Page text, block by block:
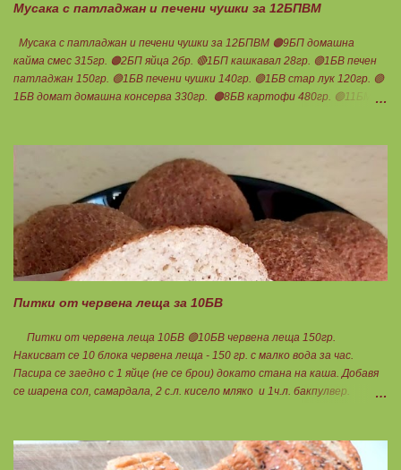
Мусака с патладжан и печени чушки за 12БПВМ
Мусака с патладжан и печени чушки за 12БПВМ 🟠9БП домашна
кайма смес 315гр. 🟠2БП яйца 2бр. 🔴1БП кашкавал 28гр. 🟢1БВ печен
патладжан 150гр. 🟢1БВ печени чушки 140гр. 🟢1БВ стар лук 120гр. 🟢
1БВ домат домашна консерва 330гр. 🟠8БВ картофи 480гр. 🟢11БМ
лука и картофите. Всичко останало с3 нарязва и добавя към сместа.
Пече се до готовност. Заливката е от яйца,кашкавал и 150гр. кисело
мляко. Цялото количество можете да разпределите на порции и да
хапвате както предпочитате. Нека да ни е вкусно заедно! Люси
Питки от червена леща за 10БВ
Питки от червена леща 10БВ 🟢10БВ червена леща 150гр.
Накисват се 10 блока червена леща - 150 гр. с малко вода за час.
Пасира се заедно с 1 яйце (не се брои) докато стана на каша. Добавя
се шарена сол, самардала, 2 с.л. кисело мляко и 1ч.л. бакпулвер.
влажни ръце се оформят 10 еднакви топчета. Пече се в добре
загрята фурна на 200 градуса за 35-40 мин. Всяка питка е 1 блок